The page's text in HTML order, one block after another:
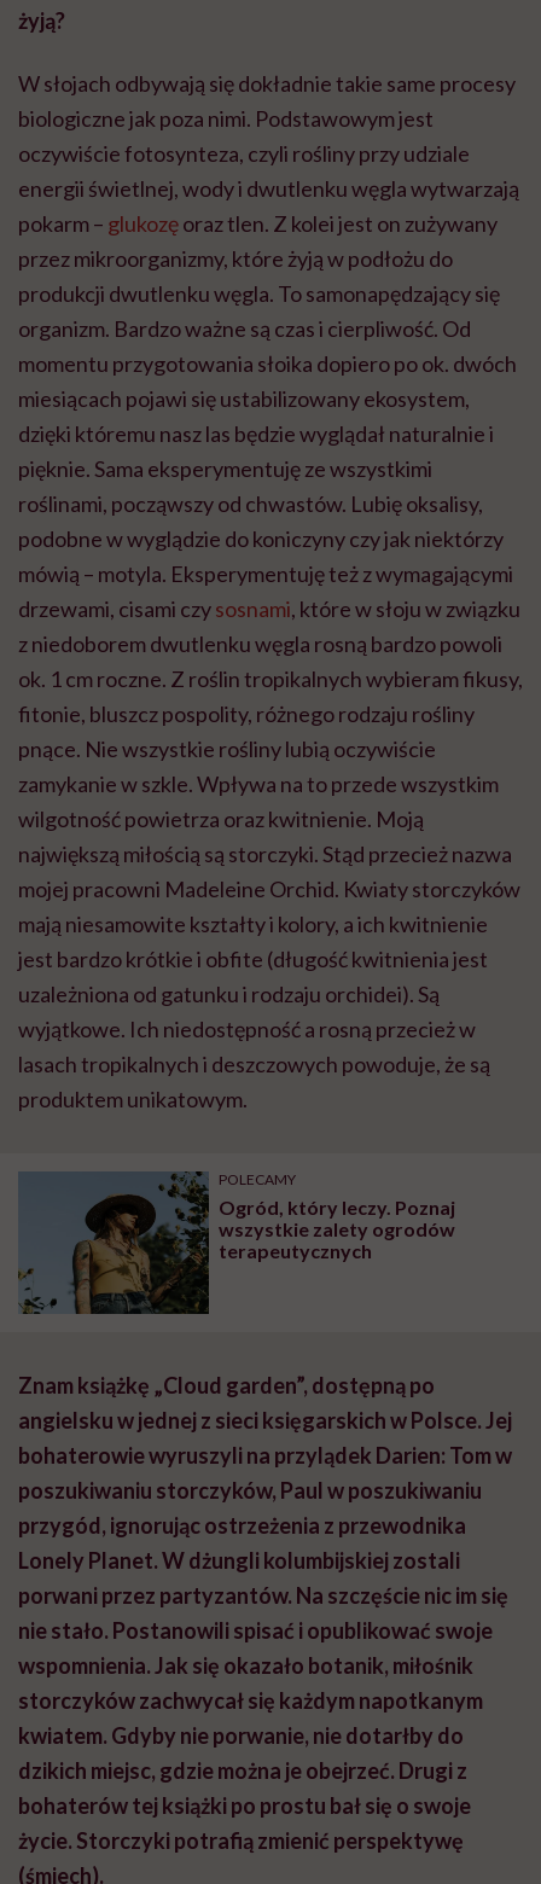
żyją?
W słojach odbywają się dokładnie takie same procesy
biologiczne jak poza nimi. Podstawowym jest
oczywiście fotosynteza, czyli rośliny przy udziale
energii świetlnej, wody i dwutlenku węgla wytwarzają
pokarm – glukozęoraz tlen. Z kolei jest on zużywany
przez mikroorganizmy, które żyją w podłożu do
produkcji dwutlenku węgla. To samonapędzający się
organizm. Bardzo ważne są czas i cierpliwość. Od
momentu przygotowania słoika dopiero po ok. dwóch
miesiącach pojawi się ustabilizowany ekosystem,
dzięki któremu nasz las będzie wyglądał naturalnie i
pięknie. Sama eksperymentuję ze wszystkimi
roślinami, począwszy od chwastów. Lubię oksalisy,
podobne w wyglądzie do koniczyny czy jak niektórzy
mówią – motyla. Eksperymentuję też z wymagającymi
drzewami, cisami czysosnami, które w słoju w związku
z niedoborem dwutlenku węgla rosną bardzo powoli
ok. 1 cm roczne. Z roślin tropikalnych wybieram fikusy,
fitonie, bluszcz pospolity, różnego rodzaju rośliny
pnące. Nie wszystkie rośliny lubią oczywiście
zamykanie w szkle. Wpływa na to przede wszystkim
wilgotność powietrza oraz kwitnienie. Moją
największą miłością są storczyki. Stąd przecież nazwa
mojej pracowni Madeleine Orchid. Kwiaty storczyków
mają niesamowite kształty i kolory, a ich kwitnienie
jest bardzo krótkie i obfite (długość kwitnienia jest
uzależniona od gatunku i rodzaju orchidei). Są
wyjątkowe. Ich niedostępność a rosną przecież w
lasach tropikalnych i deszczowych powoduje, że są
produktem unikatowym.
POLECAMY
Ogród, który leczy. Poznaj
wszystkie zalety ogrodów
terapeutycznych
Znam książkę „Cloud garden”, dostępną po
angielsku w jednej z sieci księgarskich w Polsce. Jej
bohaterowie wyruszyli na przylądek Darien: Tom w
poszukiwaniu storczyków, Paul w poszukiwaniu
przygód, ignorując ostrzeżenia z przewodnika
Lonely Planet. W dżungli kolumbijskiej zostali
porwani przez partyzantów. Na szczęście nic im się
nie stało. Postanowili spisać i opublikować swoje
wspomnienia. Jak się okazało botanik, miłośnik
storczyków zachwycał się każdym napotkanym
kwiatem. Gdyby nie porwanie, nie dotarłby do
dzikich miejsc, gdzie można je obejrzeć. Drugi z
bohaterów tej książki po prostu bał się o swoje
życie. Storczyki potrafią zmienić perspektywę
(śmiech).